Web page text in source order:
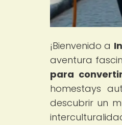
¡Bienvenido a
aventura
para
homestays
descubrir un